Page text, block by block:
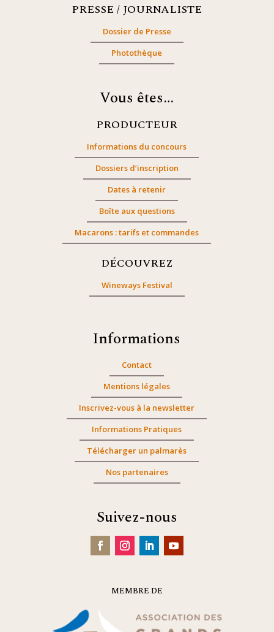
PRESSE / JOURNALISTE
Dossier de Presse
Photothèque
Vous êtes…
PRODUCTEUR
Informations du concours
Dossiers d’inscription
Dates à retenir
Boîte aux questions
Macarons : tarifs et commandes
DÉCOUVREZ
Wineways Festival
Informations
Contact
Mentions légales
Inscrivez-vous à la newsletter
Informations Pratiques
Télécharger un palmarès
Nos partenaires
Suivez-nous
MEMBRE DE